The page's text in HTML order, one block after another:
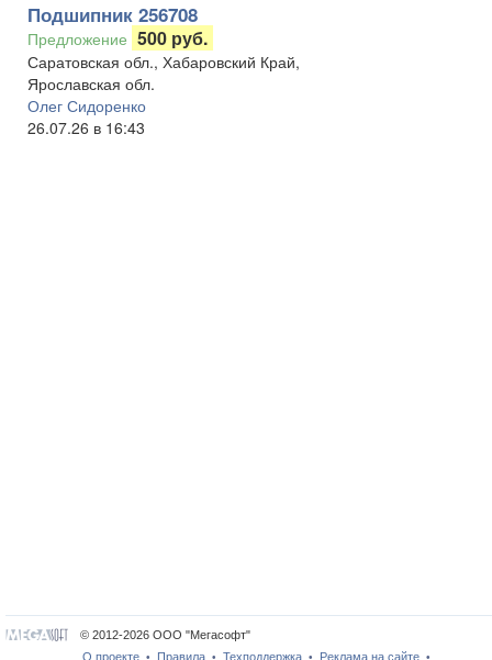
Подшипник 256708
Предложение 500 руб.
Саратовская обл., Хабаровский Край,
Ярославская обл.
Олег Сидоренко
26.07.26 в 16:43
© 2012-2026 ООО "Мегасофт"
О проекте • Правила • Техподдержка • Реклама на сайте •